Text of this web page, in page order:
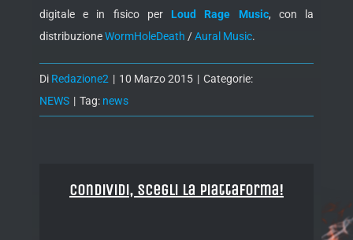
digitale e in fisico per Loud Rage Music, con la
distribuzioneWormHoleDeath /Aural Music.
Di Redazione2 | 10 Marzo 2015 | Categorie:
NEWS | Tag: news
Condividi, Scegli la piattaforma!